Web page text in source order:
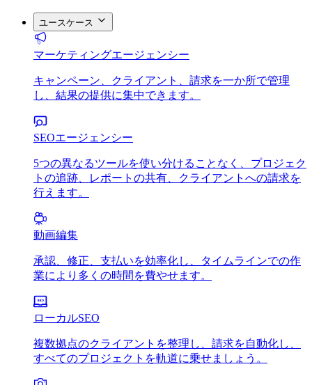
ユースケース
マーケティングエージェンシー
キャンペーン、クライアント、請求を一か所で管理
し、結果の提供に集中できます。
SEOエージェンシー
5つの異なるツールを使い分けることなく、プロジェク
トの追跡、レポートの共有、クライアントへの請求を
行えます。
動画編集
承認、修正、支払いを効率化し、タイムラインでの作
業により多くの時間を費やせます。
ローカルSEO
複数拠点のクライアントを整理し、請求を自動化し、
すべてのプロジェクトを軌道に乗せましょう。